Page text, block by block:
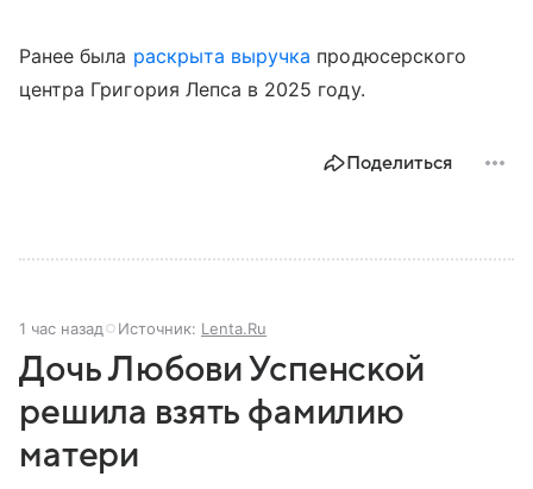
Ранее была раскрыта выручка продюсерского
центра Григория Лепса в 2025 году.
Поделиться
1 час назад Источник: Lenta.Ru
Дочь Любови Успенской
решила взять фамилию
матери